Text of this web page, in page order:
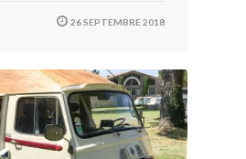
26 SEPTEMBRE 2018